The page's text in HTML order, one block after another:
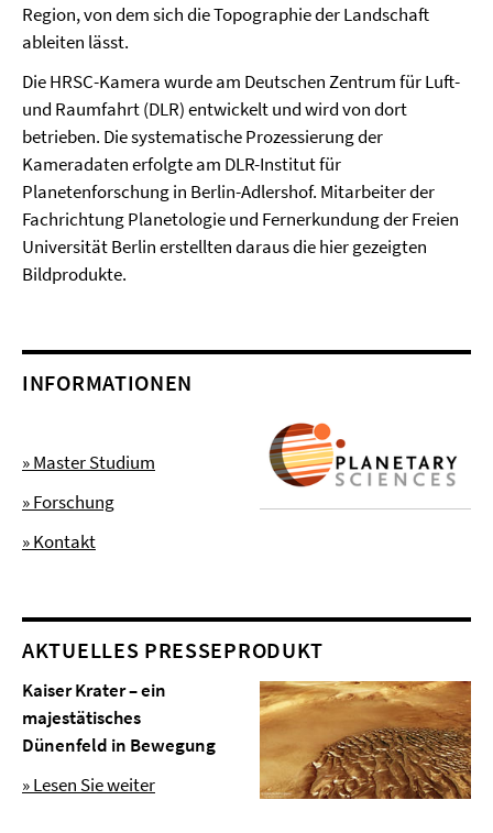
Region, von dem sich die Topographie der Landschaft
ableiten lässt.
Die HRSC-Kamera wurde am Deutschen Zentrum für Luft-
und Raumfahrt (DLR) entwickelt und wird von dort
betrieben. Die systematische Prozessierung der
Kameradaten erfolgte am DLR-Institut für
Planetenforschung in Berlin-Adlershof. Mitarbeiter der
Fachrichtung Planetologie und Fernerkundung der Freien
Universität Berlin erstellten daraus die hier gezeigten
Bildprodukte.
INFORMATIONEN
» Master Studium
» Forschung
» Kontakt
AKTUELLES PRESSEPRODUKT
Kaiser Krater – ein
majestätisches
Dünenfeld in Bewegung
» Lesen Sie weiter